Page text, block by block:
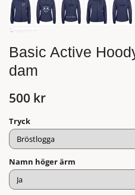
Basic Active
dam
500 kr
Tryck
Namn höger ärm